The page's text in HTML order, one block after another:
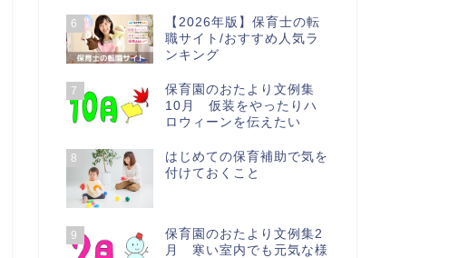
6
【2026年版】保育士の転
職サイト/おすすめ人気ラ
ンキング
7
保育園のおたより文例集
10月 仮装をやったりハ
ロウィーンを伝えたい
8
はじめての保育補助で気を
付けておくこと
9
保育園のおたより文例集2
月 寒い室内でも元気な様